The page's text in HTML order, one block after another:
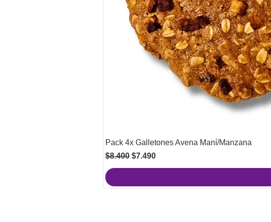
Pack 4x Galletones Avena Maní/Manzana
Precio
$8.400 Precio de oferta
$7.490